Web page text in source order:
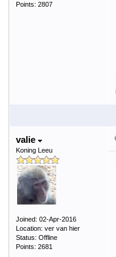
Points: 2807
valie
Koning Leeu
Joined: 02-Apr-2016
Location: ver van hier
Status: Offline
Points: 2681